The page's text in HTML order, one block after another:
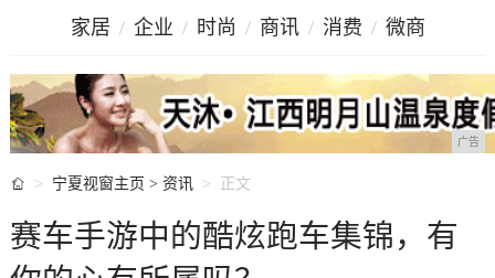
家居 企业 时尚 商讯 消费 微商
广告
 宁夏视窗主页 > 资讯 正文
赛车手游中的酷炫跑车集锦，有